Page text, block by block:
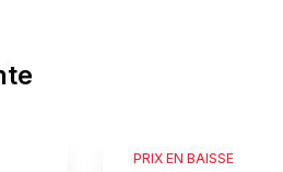
PRIX EN BAISSE
PEUGEOT 2008